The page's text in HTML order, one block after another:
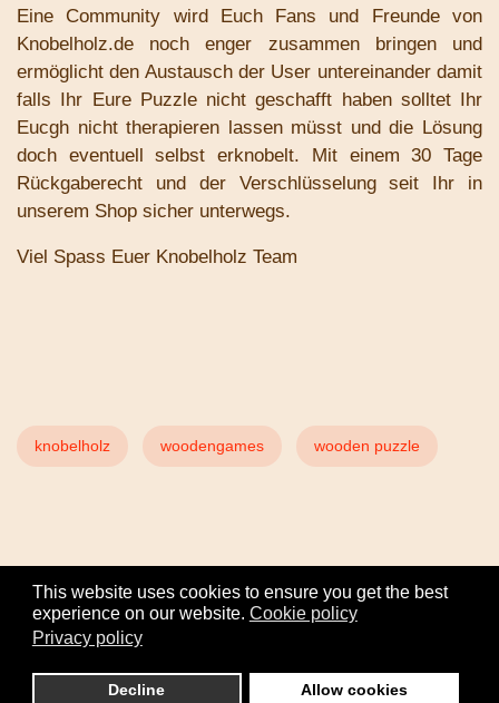
This website uses cookies to ensure you get the best
experience on our website. Cookie policy
Privacy policy
Decline Allow cookies
Eine Community wird Euch Fans und Freunde von
Knobelholz.de noch enger zusammen bringen und
ermöglicht den Austausch der User untereinander damit
falls Ihr Eure Puzzle nicht geschafft haben solltet Ihr
Eucgh nicht therapieren lassen müsst und die Lösung
doch eventuell selbst erknobelt. Mit einem 30 Tage
Rückgaberecht und der Verschlüsselung seit Ihr in
unserem Shop sicher unterwegs.
Viel Spass Euer Knobelholz Team
knobelholz woodengames wooden puzzle
malivong.com